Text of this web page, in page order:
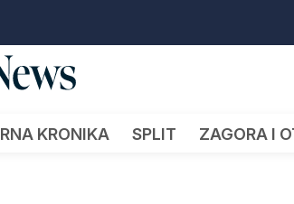
KRONIKA SPLIT ZAGORA I